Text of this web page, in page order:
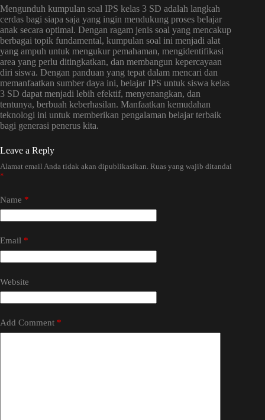
Mengunduh kumpulan soal IPS kelas 3 SD adalah langkah
cerdas bagi siapa saja yang ingin mendukung proses belajar
anak secara optimal. Dengan ragam jenis soal yang mencakup
berbagai topik fundamental, kumpulan soal ini menjadi alat
yang ampuh untuk mengukur pemahaman, mengidentifikasi
area yang perlu ditingkatkan, dan membangun kepercayaan
diri siswa. Dengan panduan yang tepat dalam mencari dan
memanfaatkan sumber daya ini, belajar IPS untuk siswa kelas
3 SD dapat menjadi lebih efektif, menyenangkan, dan
tentunya, berbuah keberhasilan. Manfaatkan kemudahan
teknologi ini untuk memberikan pengalaman belajar terbaik
bagi generasi penerus kita.
Leave a Reply
Alamat email Anda tidak akan dipublikasikan. Ruas yang wajib ditandai
*
Name *
Email *
Website
Add Comment *